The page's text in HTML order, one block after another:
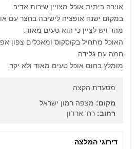
אוירה ביתית אוכל מצויין שירות אדיב.
במקום ישנה אופציה לישיבה בחצר עם
מהר ויש לציין כי הוא טעים מאוד.
האוכל מתחיל בקוסקוס ומאכלים צפון
חמה עם גלידה.
מומלץ בחום אוכל טעים מאוד ולא יקר.
מסעדת הקצה
מקום: מצפה רמון ישראל
רחוב: רח' ארדון
דירוגי המלצה